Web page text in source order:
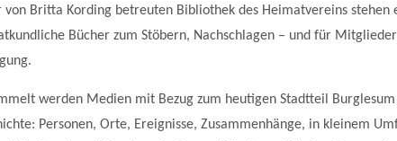
von Britta Kording betreuten Bibliothek des Heimatvereins stehen
Bücher zum Stöbern, Nachschlagen – und für
werden Medien mit Bezug zum heutigen Stadtteil
Personen, Orte, Ereignisse, Zusammenhänge, in kleinem